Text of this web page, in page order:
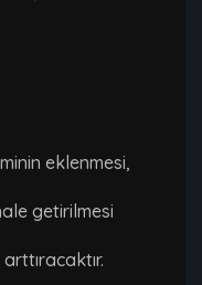
eklenmesi,
getirilmesi